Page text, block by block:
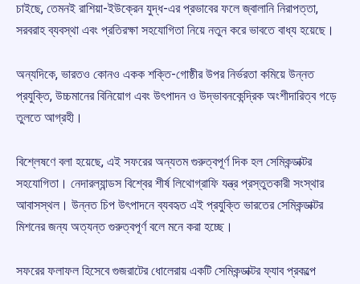
চাইছে, তেমনই রাশিয়া-ইউক্রেন যুদ্ধ-এর প্রভাবের ফলে জ্বালানি নিরাপত্তা,
সরবরাহ ব্যবস্থা এবং প্রতিরক্ষা সহযোগিতা নিয়ে নতুন করে ভাবতে বাধ্য হয়েছে।
অন্যদিকে, ভারতও কোনও একক শক্তি-গোষ্ঠীর উপর নির্ভরতা কমিয়ে উন্নত
প্রযুক্তি, উচ্চমানের বিনিয়োগ এবং উৎপাদন ও উদ্ভাবনকেন্দ্রিক অংশীদারিত্ব গড়ে
তুলতে আগ্রহী।
বিশ্লেষণে বলা হয়েছে, এই সফরের অন্যতম গুরুত্বপূর্ণ দিক হল সেমিকন্ডাক্টর
সহযোগিতা। নেদারল্যান্ডস বিশ্বের শীর্ষ লিথোগ্রাফি যন্ত্র প্রস্তুতকারী সংস্থার
আবাসস্থল। উন্নত চিপ উৎপাদনে ব্যবহৃত এই প্রযুক্তি ভারতের সেমিকন্ডাক্টর
মিশনের জন্য অত্যন্ত গুরুত্বপূর্ণ বলে মনে করা হচ্ছে।
সফরের ফলাফল হিসেবে গুজরাটের ধোলেরায় একটি সেমিকন্ডাক্টর ফ্যাব প্রকল্পে